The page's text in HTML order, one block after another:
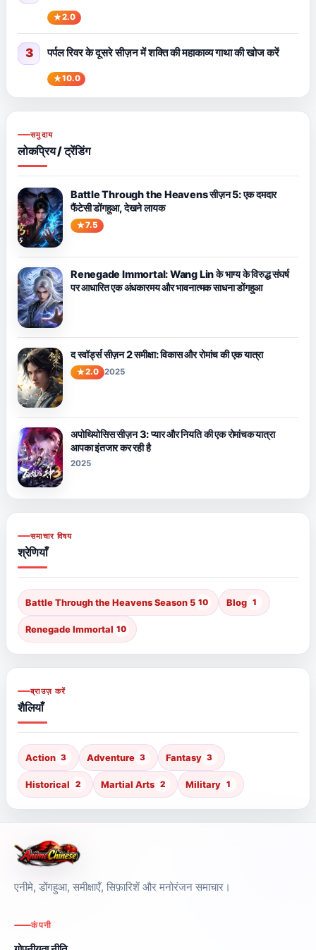
2.0
3 पर्पल रिवर के दूसरे सीज़न में शक्ति की महाकाव्य गाथा की खोज करें
10.0
समुदाय
लोकप्रिय / ट्रेंडिंग
Battle Through the Heavens सीज़न 5: एक दमदार
फैंटेसी डोंगहुआ, देखने लायक
7.5
Renegade Immortal: Wang Lin के भाग्य के विरुद्ध संघर्ष
पर आधारित एक अंधकारमय और भावनात्मक साधना डोंगहुआ
द स्वॉर्ड्स सीज़न 2 समीक्षा: विकास और रोमांच की एक यात्रा
2.0 2025
अपोथियोसिस सीज़न 3: प्यार और नियति की एक रोमांचक यात्रा
आपका इंतजार कर रही है
2025
समाचार विषय
श्रेणियाँ
Battle Through the Heavens Season 5 10 Blog 1
Renegade Immortal 10
ब्राउज़ करें
शैलियाँ
Action 3 Adventure 3 Fantasy 3
Historical 2 Martial Arts 2 Military 1
एनीमे, डोंगहुआ, समीक्षाएँ, सिफ़ारिशें और मनोरंजन समाचार।
कंपनी